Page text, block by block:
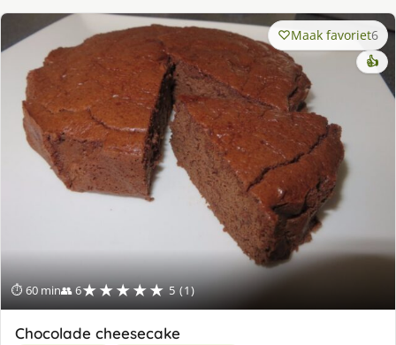
⏱ 60 min👥 6★★★★★ 5 (1)
Maak favoriet6
👍
Chocolade cheesecake